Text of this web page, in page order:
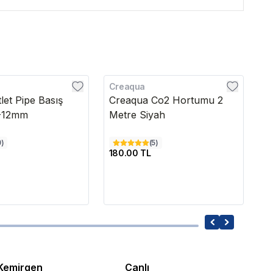
Pipe Basış
)
Creaqua
Creaqua Co2 Hortumu 2
Metre Siyah
(5)
180.00 TL
Canlı